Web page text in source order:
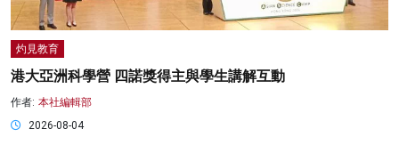
灼見教育
港大亞洲科學營 四諾獎得主與學生講解互動
作者: 本社編輯部
2026-08-04